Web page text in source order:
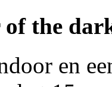
of the
en